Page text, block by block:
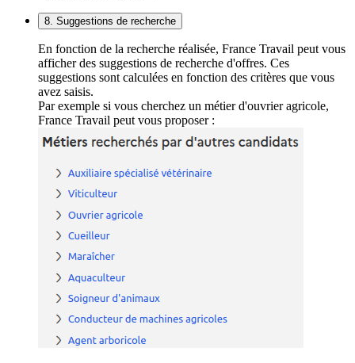
8. Suggestions de recherche
En fonction de la recherche réalisée, France Travail peut vous
afficher des suggestions de recherche d'offres. Ces
suggestions sont calculées en fonction des critères que vous
avez saisis.
Par exemple si vous cherchez un métier d'ouvrier agricole,
France Travail peut vous proposer :